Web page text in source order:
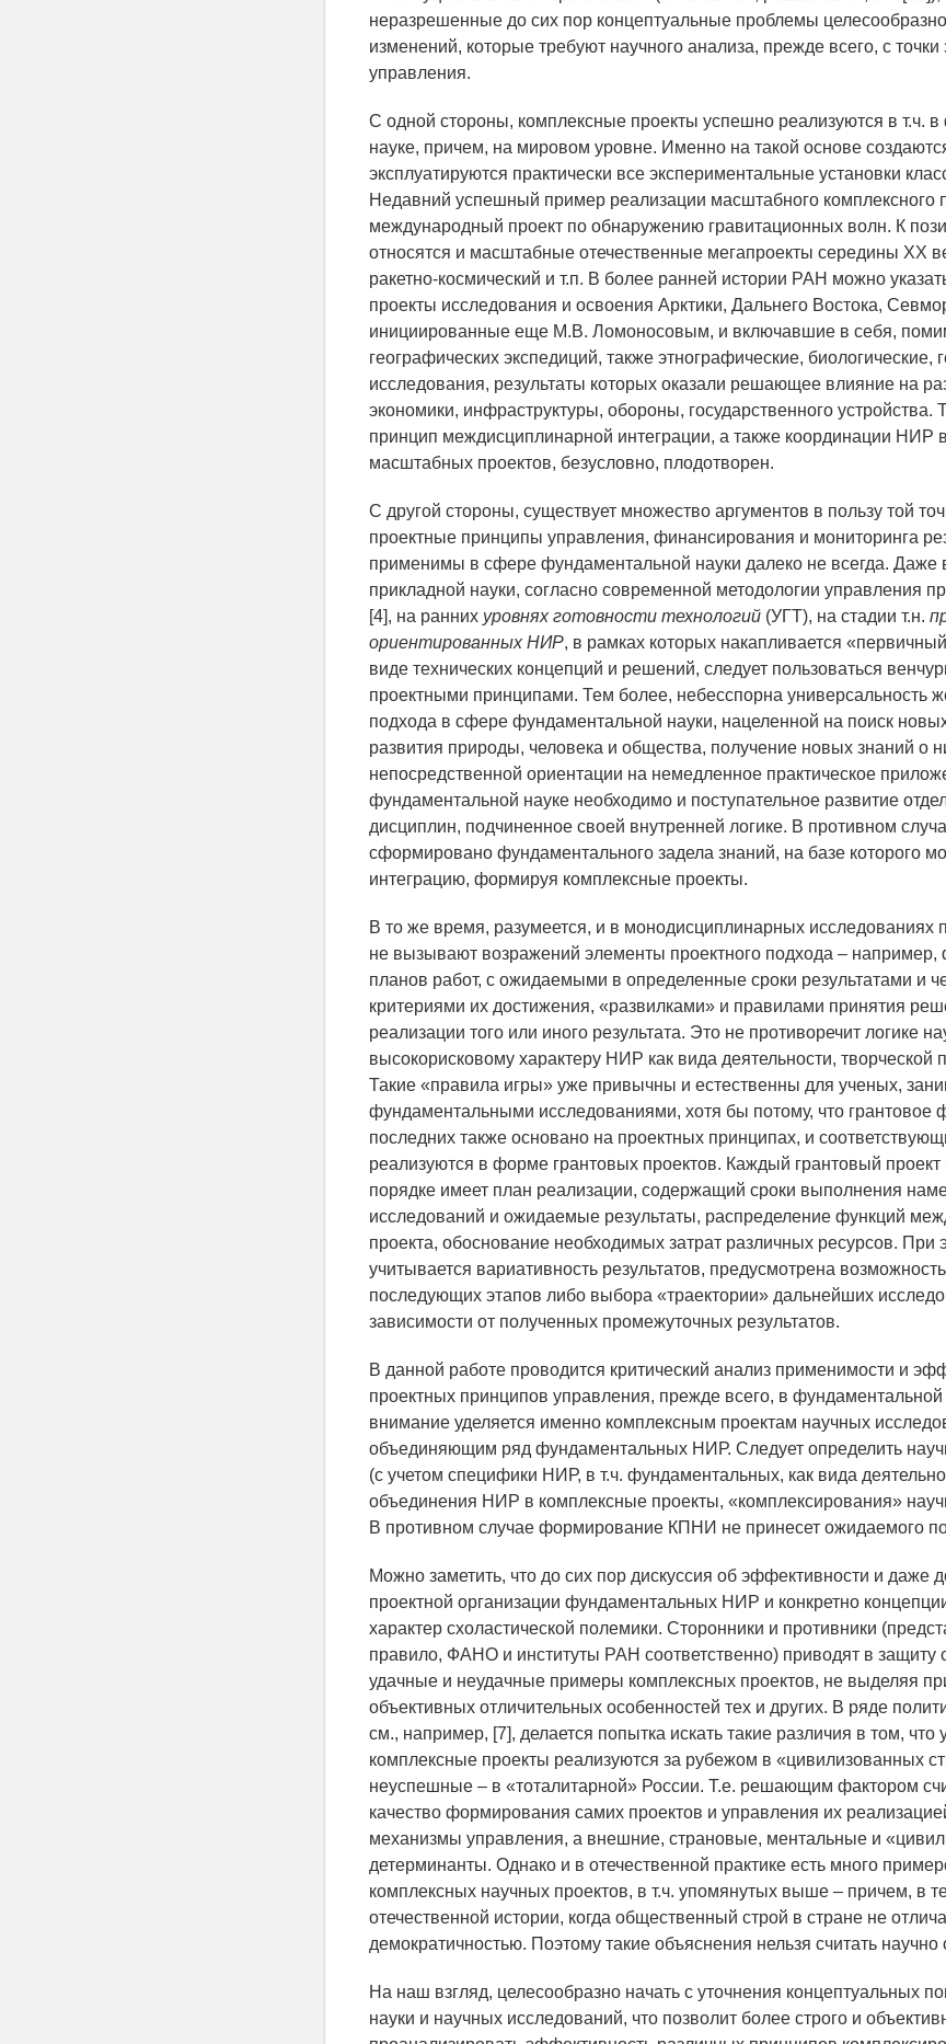
неразрешенные до сих пор концептуальные проблемы
изменений, которые требуют научного анализа, прежде всего, с точки
управления.
С одной стороны, комплексные проекты успешно реализуются в т.ч.
науке, причем, на мировом уровне. Именно на такой основе
эксплуатируются практически все экспериментальные установки
Недавний успешный пример реализации масштабного комплексного
международный проект по обнаружению гравитационных волн. К
относятся и масштабные отечественные мегапроекты середины XX
ракетно-космический и т.п. В более ранней истории РАН можно
проекты исследования и освоения Арктики, Дальнего Востока,
инициированные еще М.В. Ломоносовым, и включавшие в себя,
географических экспедиций, также этнографические, биологические,
исследования, результаты которых оказали решающее влияние на
экономики, инфраструктуры, обороны, государственного устройства.
принцип междисциплинарной интеграции, а также координации НИР
масштабных проектов, безусловно, плодотворен.
С другой стороны, существует множество аргументов в пользу той
проектные принципы управления, финансирования и мониторинга
применимы в сфере фундаментальной науки далеко не всегда. Даже
прикладной науки, согласно современной методологии управления
[4], на ранних уровнях готовности технологий (УГТ), на стадии т.н.
ориентированных НИР, в рамках которых накапливается
виде технических концепций и решений, следует пользоваться
проектными принципами. Тем более, небесспорна универсальность
подхода в сфере фундаментальной науки, нацеленной на поиск
развития природы, человека и общества, получение новых знаний о
непосредственной ориентации на немедленное практическое
фундаментальной науке необходимо и поступательное развитие
дисциплин, подчиненное своей внутренней логике. В противном
сформировано фундаментального задела знаний, на базе которого
интеграцию, формируя комплексные проекты.
В то же время, разумеется, и в монодисциплинарных исследованиях
не вызывают возражений элементы проектного подхода –
планов работ, с ожидаемыми в определенные сроки результатами и
критериями их достижения, «развилками» и правилами принятия
реализации того или иного результата. Это не противоречит логике
высокорисковому характеру НИР как вида деятельности, творческой
Такие «правила игры» уже привычны и естественны для ученых,
фундаментальными исследованиями, хотя бы потому, что грантовое
последних также основано на проектных принципах, и
реализуются в форме грантовых проектов. Каждый грантовый проект
порядке имеет план реализации, содержащий сроки выполнения
исследований и ожидаемые результаты, распределение функций
проекта, обоснование необходимых затрат различных ресурсов. При
учитывается вариативность результатов, предусмотрена
последующих этапов либо выбора «траектории» дальнейших
зависимости от полученных промежуточных результатов.
В данной работе проводится критический анализ применимости и
проектных принципов управления, прежде всего, в
внимание уделяется именно комплексным проектам научных
объединяющим ряд фундаментальных НИР. Следует определить
(с учетом специфики НИР, в т.ч. фундаментальных, как вида
объединения НИР в комплексные проекты, «комплексирования»
В противном случае формирование КПНИ не принесет ожидаемого
Можно заметить, что до сих пор дискуссия об эффективности и даже
проектной организации фундаментальных НИР и конкретно
характер схоластической полемики. Сторонники и противники
правило, ФАНО и институты РАН соответственно) приводят в защиту
удачные и неудачные примеры комплексных проектов, не выделяя
объективных отличительных особенностей тех и других. В ряде
см., например, [7], делается попытка искать такие различия в том,
комплексные проекты реализуются за рубежом в «цивилизованных
неуспешные – в «тоталитарной» России. Т.е. решающим фактором
качество формирования самих проектов и управления их
механизмы управления, а внешние, страновые, ментальные и
детерминанты. Однако и в отечественной практике есть много
комплексных научных проектов, в т.ч. упомянутых выше – причем, в
отечественной истории, когда общественный строй в стране не
демократичностью. Поэтому такие объяснения нельзя считать
На наш взгляд, целесообразно начать с уточнения концептуальных
науки и научных исследований, что позволит более строго и